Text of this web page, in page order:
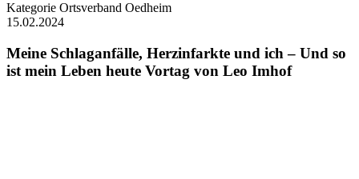
Kategorie Ortsverband Oedheim
15.02.2024
Meine Schlaganfälle, Herzinfarkte und ich – Und so
ist mein Leben heute Vortag von Leo Imhof